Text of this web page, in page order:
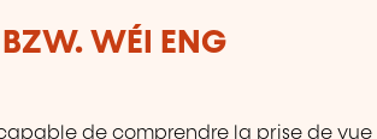
BZW. WÉI ENG
de comprendre la prise de vue